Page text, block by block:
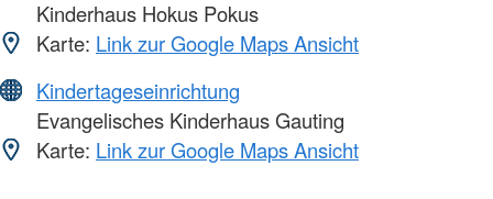
Kinderhaus Hokus Pokus
Karte: Link zur Google Maps Ansicht
Kindertageseinrichtung
Evangelisches Kinderhaus Gauting
Karte: Link zur Google Maps Ansicht